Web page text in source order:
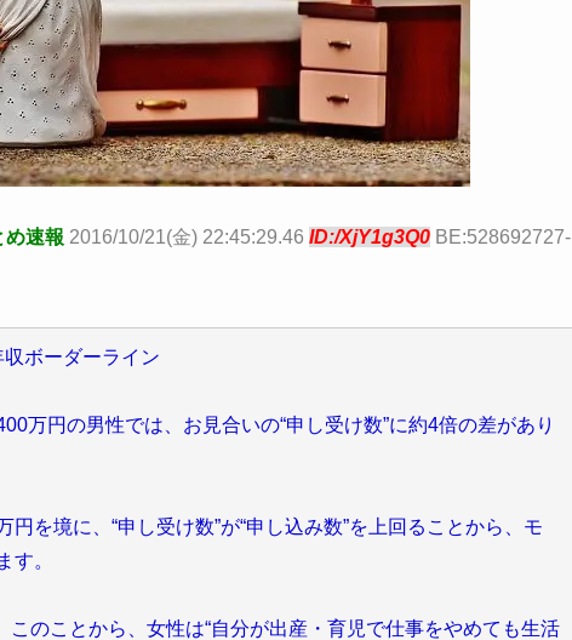
め速報 2016/10/21(金) 22:45:29.46 ID:/XjY1g3Q0 BE:528692727-
ボーダーライン
万円の男性では、お見合いの“申し受け数”に約4倍の差があり
を境に、“申し受け数”が“申し込み数”を上回ることから、モ
す。
のことから、女性は“自分が出産・育児で仕事をやめても生活